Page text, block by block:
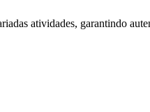
atividades, garantindo